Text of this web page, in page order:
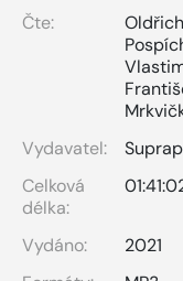
Čte:
Vydavatel:
Celková
délka:
Vydáno:
2021